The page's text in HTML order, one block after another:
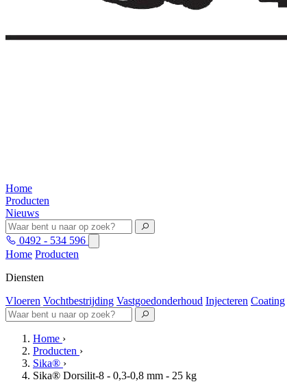
Home
Producten
Nieuws
0492 - 534 596
Home Producten
Diensten
Vloeren Vochtbestrijding Vastgoedonderhoud Injecteren Coating
Home ›
Producten ›
Sika® ›
Sika® Dorsilit-8 - 0,3-0,8 mm - 25 kg